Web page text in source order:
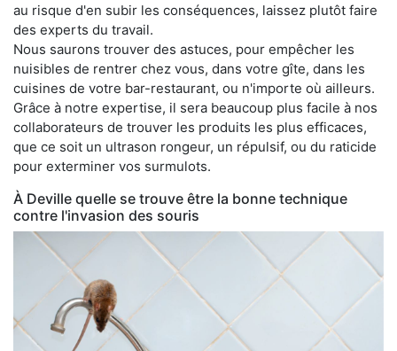
au risque d'en subir les conséquences, laissez plutôt faire
des experts du travail.
Nous saurons trouver des astuces, pour empêcher les
nuisibles de rentrer chez vous, dans votre gîte, dans les
cuisines de votre bar-restaurant, ou n'importe où ailleurs.
Grâce à notre expertise, il sera beaucoup plus facile à nos
collaborateurs de trouver les produits les plus efficaces,
que ce soit un ultrason rongeur, un répulsif, ou du raticide
pour exterminer vos surmulots.
À Deville quelle se trouve être la bonne technique
contre l'invasion des souris